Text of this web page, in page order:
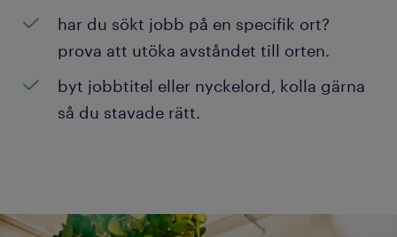
har du sökt jobb på en specifik ort?
prova att utöka avståndet till orten.
byt jobbtitel eller nyckelord, kolla gärna
så du stavade rätt.